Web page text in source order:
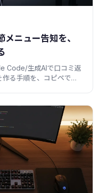
ニュー告知を、
Code/生成AIで口コミ返
る手順を、コピペでき